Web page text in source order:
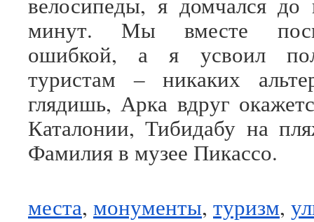
минут. Мы вместе
ошибкой, а я усвоил
туристам ‒ никаких
глядишь, Арка вдруг
Каталонии, Тибидабу на
Фамилия в музее Пикассо.
места, монументы, туризм,